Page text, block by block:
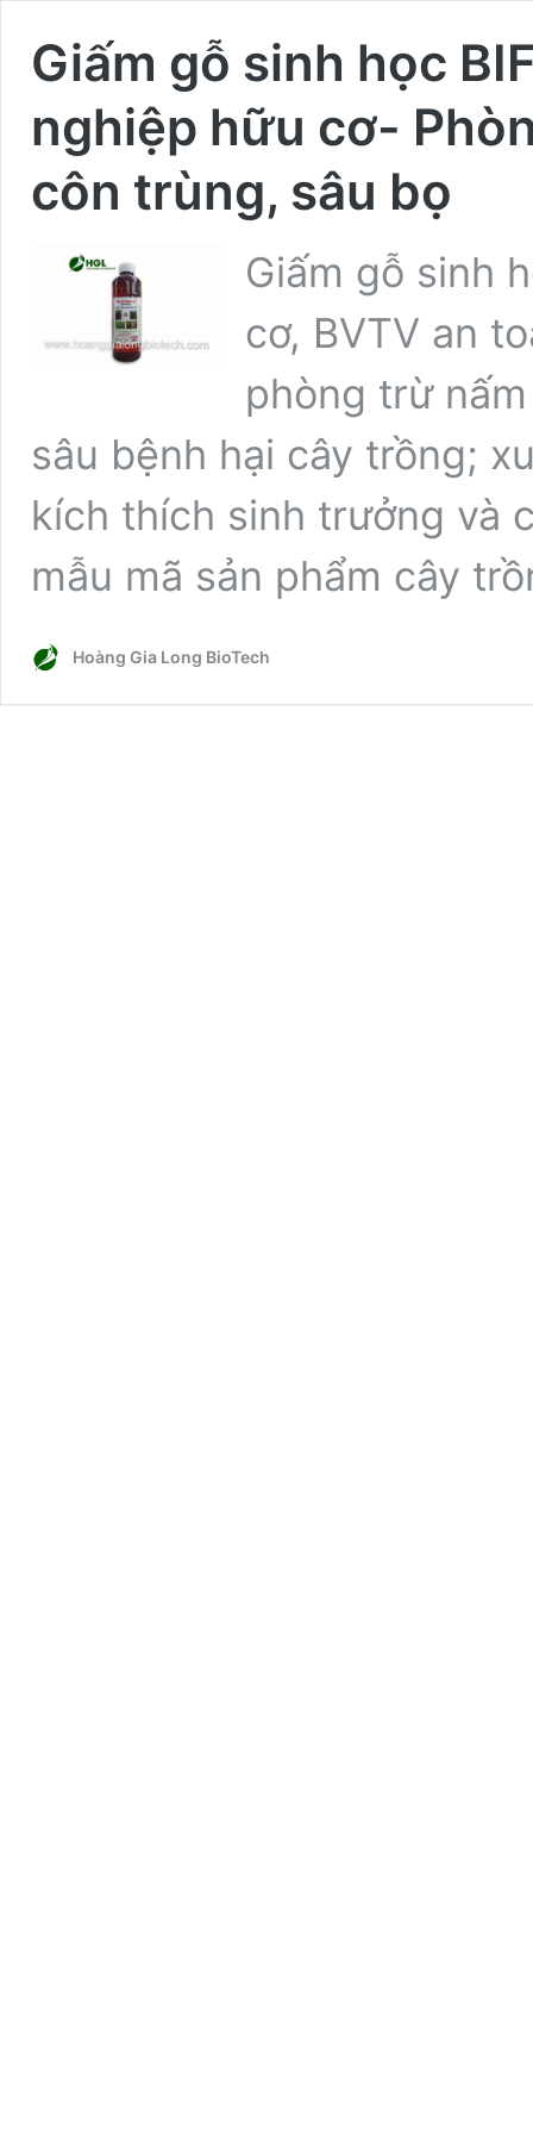
Giấm gỗ sinh học
nghiệp hữu cơ-
côn trùng, sâu bọ
Giấm gỗ sinh
cơ, BVTV an
phòng trừ
sâu bệnh hại cây trồng;
kích thích sinh trưởng và
mẫu mã sản phẩm cây
Hoàng Gia Long BioTech